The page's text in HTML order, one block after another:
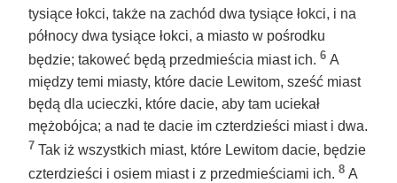
tysiące łokci, także na zachód dwa tysiące łokci, i na
północy dwa tysiące łokci, a miasto w pośrodku
będzie; takoweć będą przedmieścia miast ich. 6 A
między temi miasty, które dacie Lewitom, sześć miast
będą dla ucieczki, które dacie, aby tam uciekał
mężobójca; a nad te dacie im czterdzieści miast i dwa.
7 Tak iż wszystkich miast, które Lewitom dacie, będzie
czterdzieści i osiem miast i z przedmieściami ich. 8 A